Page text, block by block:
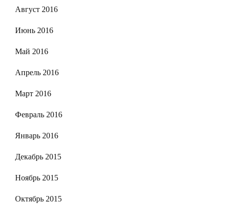
Август 2016
Июнь 2016
Май 2016
Апрель 2016
Март 2016
Февраль 2016
Январь 2016
Декабрь 2015
Ноябрь 2015
Октябрь 2015